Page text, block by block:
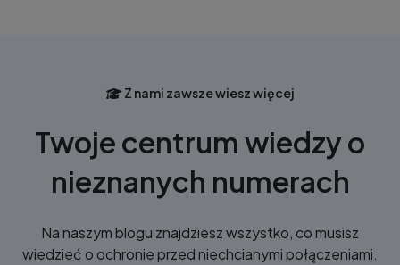
Z nami zawsze wiesz więcej
Twoje centrum wiedzy o
nieznanych numerach
Na naszym blogu znajdziesz wszystko, co musisz
wiedzieć o ochronie przed niechcianymi połączeniami.